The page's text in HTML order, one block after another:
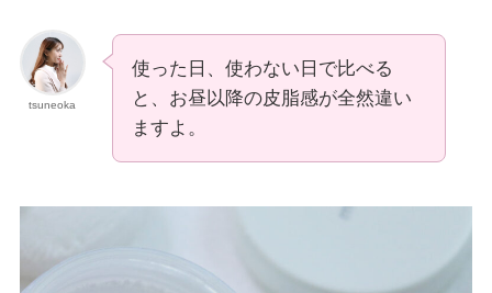
tsuneoka
使った日、使わない日で比べる
と、お昼以降の皮脂感が全然違い
ますよ。